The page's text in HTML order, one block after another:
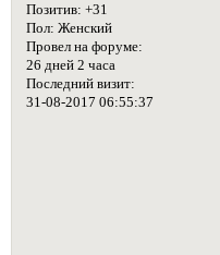
Позитив: +31
Пол: Женский
Провел на форуме:
26 дней 2 часа
Последний визит:
31-08-2017 06:55:37